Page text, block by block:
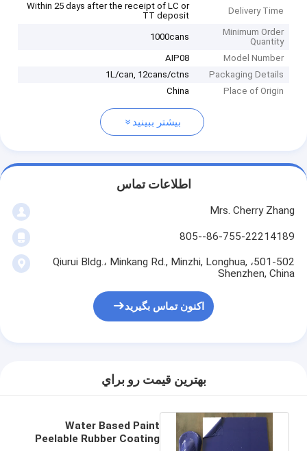
Delivery Time
Within 25 days after the receipt of LC or
TT deposit
Minimum Order
Quantity
1000cans
Model Number
AIP08
Packaging Details
1L/can, 12cans/ctns
Place of Origin
China
بیشتر ببینید
اطلاعات تماس
Mrs. Cherry Zhang
86-755-22214189--805
501-502، Qiurui Bldg.، Minkang Rd., Minzhi, Longhua,
Shenzhen, China
اکنون تماس بگیرید
بهترين قيمت رو براي
Water Based Paint
Peelable Rubber Coating